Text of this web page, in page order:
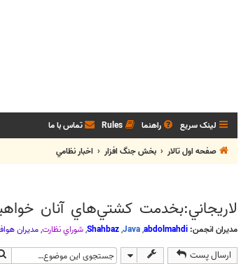
لینک سریع راهنما Rules تماس با ما
صفحه اول تالار
بخش جنگ افزار اخبار نظامي
لاريجاني:بخدمت كشتي‌هاي آنان
مدیران انجمن: abdolmahdi
,
Java
,
Shahbaz
,شوراي نظارت,مديران
ارسال پست